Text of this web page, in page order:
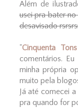
Além de
usei pra bater
desavisado
"Cinquenta
comentários.
minha própria
muito pela
Já até comecei
pra quando for